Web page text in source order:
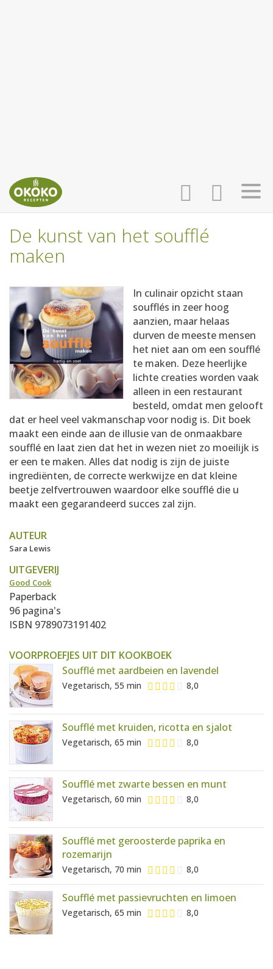
INLOGGEN
AANMELDEN
HOME
RECEPTEN
WEEKMENU'S
KOOKBOEKEN
De kunst van het soufflé
maken
In culinair opzicht staan
soufflés in zeer hoog
aanzien, maar helaas
durven de meeste mensen
het niet aan om een soufflé
te maken. Deze heerlijke
lichte creaties worden vaak
alleen in een restaurant
besteld, omdat men gelooft
dat er heel veel vakmanschap voor nodig is. Dit boek
maakt een einde aan de illusie van de onmaakbare
soufflé en laat zien dat het in wezen niet zo moeilijk is
er een te maken. Alles dat nodig is zijn de juiste
ingrediënten, de correcte werkwijze en dat kleine
beetje zelfvertrouwen waardoor elke soufflé die u
maakt een gegarandeerd succes zal zijn.
AUTEUR
Sara Lewis
UITGEVERIJ
Good Cook
Paperback
96 pagina's
ISBN 9789073191402
VOORPROEFJES UIT DIT KOOKBOEK
Soufflé met aardbeien en lavendel
Vegetarisch, 55 min 8,0
Soufflé met kruiden, ricotta en sjalot
Vegetarisch, 65 min 8,0
Soufflé met zwarte bessen en munt
Vegetarisch, 60 min 8,0
Soufflé met geroosterde paprika en
rozemarijn
Vegetarisch, 70 min 8,0
Soufflé met passievruchten en limoen
Vegetarisch, 65 min 8,0